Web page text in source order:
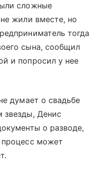
сложные
жили вместе, но
тогда
сына, сообщил
и попросил у нее
думает о свадьбе
звезды, Денис
о разводе,
процесс может